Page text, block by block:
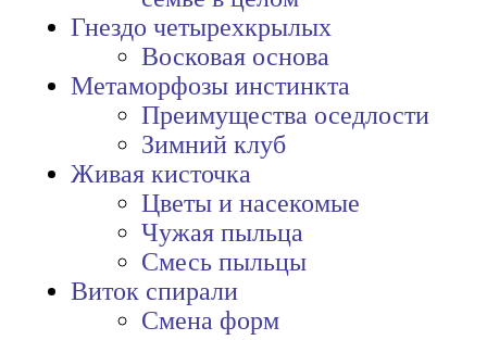
Гнездо четырехкрылых
Восковая основа
Метаморфозы инстинкта
Преимущества оседлости
Зимний клуб
Живая кисточка
Цветы и насекомые
Чужая пыльца
Смесь пыльцы
Виток спирали
Смена форм